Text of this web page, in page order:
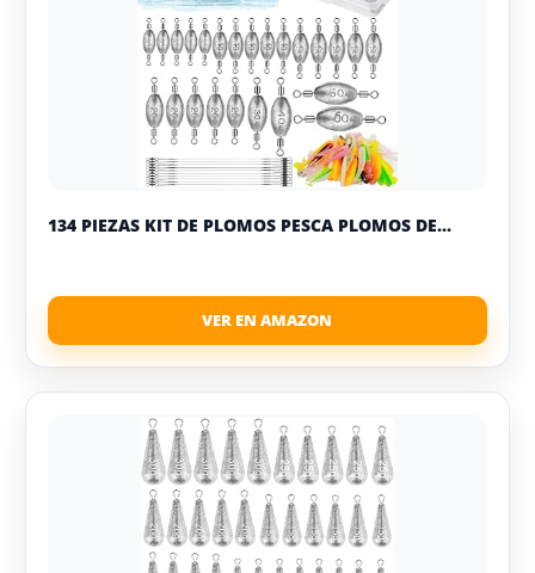
134 PIEZAS KIT DE PLOMOS PESCA PLOMOS DE...